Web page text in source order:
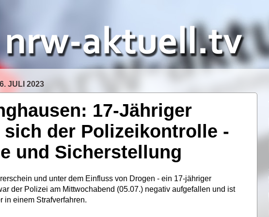
JULI 2023
17-Jähriger
sich der Polizeikontrolle -
und Sicherstellung
und unter dem Einfluss von Drogen - ein 17-jähriger
der Polizei am Mittwochabend (05.07.) negativ aufgefallen und ist
in einem Strafverfahren.